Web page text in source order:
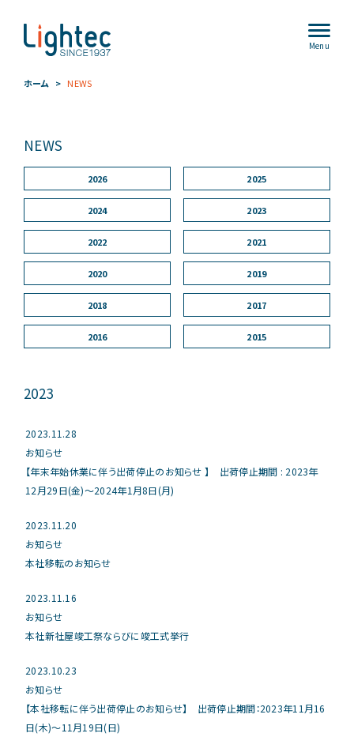
Menu
ホーム NEWS
NEWS
2026 2025
2024 2023
2022 2021
2020 2019
2018 2017
2016 2015
2023
2023.11.28
お知らせ
【年末年始休業に伴う出荷停止のお知らせ 】 出荷停止期間 : 2023年
12月29日(金)～2024年1月8日(月)
2023.11.20
お知らせ
本社移転のお知らせ
2023.11.16
お知らせ
本社新社屋竣工祭ならびに竣工式挙行
2023.10.23
お知らせ
【本社移転に伴う出荷停止のお知らせ】 出荷停止期間：2023年11月16
日(木)～11月19日(日)